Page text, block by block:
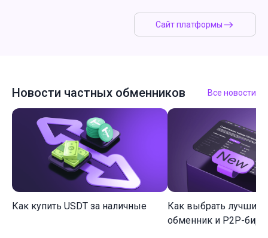
Сайт платформы
Новости частных обменников Все новости
Как купить USDT за наличные
Как выбрать лучший
обменник и P2P-